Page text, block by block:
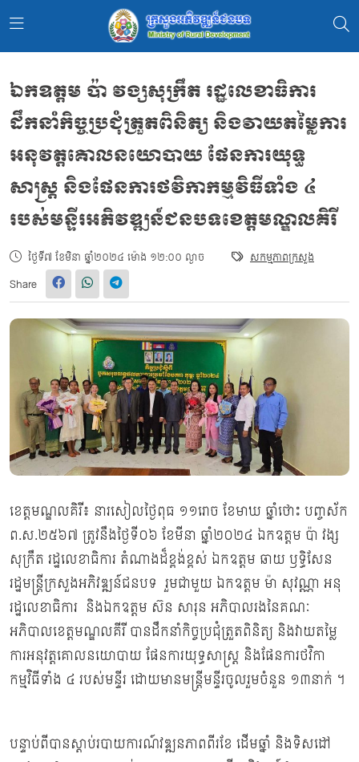
ឯកឧត្តម ប៉ា វង្សសុក្រឹត រដ្ឋលេខាធិការ
ដឹកនាំកិច្ចប្រជុំត្រួតពិនិត្យ និងវាយតម្លៃការ
អនុវត្តគោលនយោបាយ ផែនការយុទ្ធ
សាស្រ្ត និងផែនការថវិកាកម្មវិធីទាំង ៤
របស់មន្ទីរអភិវឌ្ឍន៍ជនបទខេត្តមណ្ឌលគិរី
ថ្ងៃទី៧ ខែមិនា ឆ្នាំ២០២៤ ម៉ោង ១២:០០ ល្ងាច សកម្មភាពក្រសួង
Share
ខេត្តមណ្ឌលគិរី៖ នារសៀលថ្ងៃពុធ ១១រោច ខែមាឃ ឆ្នាំថោះ បញ្ចស័ក
ព.ស.២៥៦៧ ត្រូវនឹងថ្ងៃទី០៦ ខែមីនា ឆ្នាំ២០២៤ ឯកឧត្តម ប៉ា វង្ស
សុក្រឹត រដ្ឋលេខាធិការ តំណាងដ៏ខ្ពង់ខ្ពស់ ឯកឧត្តម ឆាយ ឫទ្ធិសែន
រដ្ឋមន្ដ្រីក្រសួងអភិវឌ្ឍន៍ជនបទ រួមជាមួយ ឯកឧត្តម ម៉ា សុវណ្ណា អនុ
រដ្ឋលេខាធិការ និងឯកឧត្តម ស៊ន សារុន អភិបាលរងនៃគណៈ
អភិបាលខេត្តមណ្ឌលគីរី បានដឹកនាំកិច្ចប្រជុំត្រួតពិនិត្យ និងវាយតម្លៃ
ការអនុវត្តគោលនយោបាយ ផែនការយុទ្ធសាស្រ្ត និងផែនការថវិកា
កម្មវិធីទាំង ៤ របស់មន្ទីរ ដោយមានមន្រ្តីមន្ទីរចូលរួមចំនួន ១៣នាក់ ។
បន្ទាប់ពីបានស្ដាប់របាយការណ៍វឌ្ឍនភាពពីរខែ ដើមឆ្នាំ និងទិសដៅ